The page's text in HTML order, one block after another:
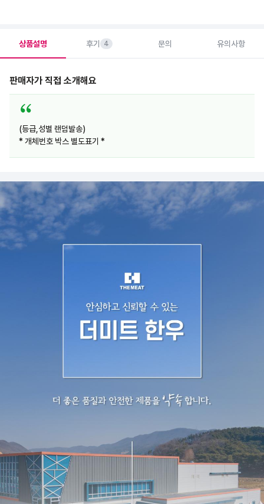
상품설명 후기 4 문의 유의사항
판매자가 직접 소개해요
(등급,성별 랜덤발송)
* 개체번호 박스 별도표기 *